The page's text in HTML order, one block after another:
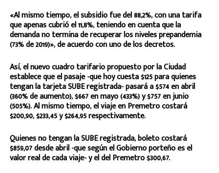
«Al mismo tiempo, el subsidio fue del 88,2%, con una tarifa
que apenas cubrió el 11,8%, teniendo en cuenta que la
demanda no termina de recuperar los niveles prepandemia
(73% de 2019)», de acuerdo con uno de los decretos.
Así, el nuevo cuadro tarifario propuesto por la Ciudad
establece que el pasaje -que hoy cuesta $125 para quienes
tengan la tarjeta SUBE registrada- pasará a $574 en abril
(360% de aumento), $667 en mayo (433%) y $757 en junio
(505%). Al mismo tiempo, el viaje en Premetro costará
$200,90, $233,45 y $264,95 respectivamente.
Quienes no tengan la SUBE registrada, boleto costará
$859,07 desde abril -que según el Gobierno porteño es el
valor real de cada viaje- y el del Premetro $300,67.